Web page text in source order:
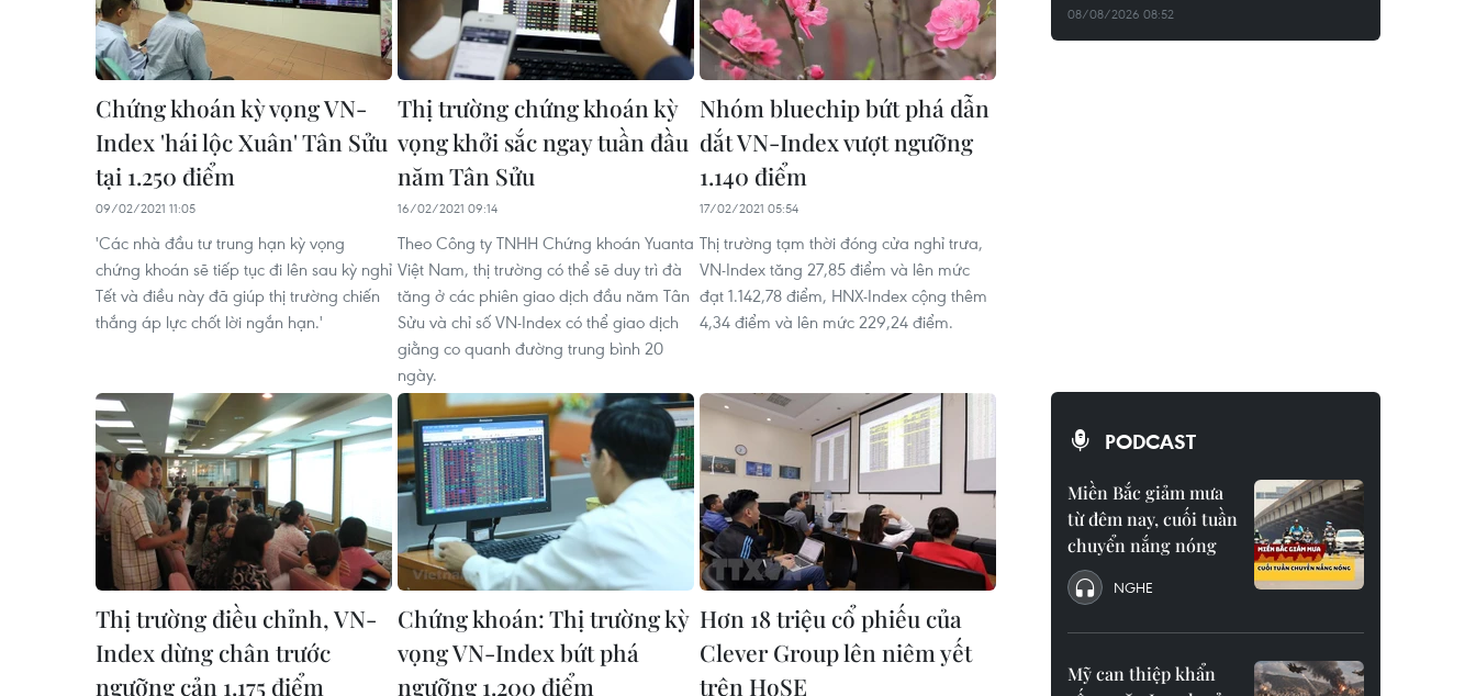
Chứng khoán kỳ vọng VN-
Index 'hái lộc Xuân' Tân Sửu
tại 1.250 điểm
09/02/2021 11:05
'Các nhà đầu tư trung hạn kỳ vọng
chứng khoán sẽ tiếp tục đi lên sau kỳ nghỉ
Tết và điều này đã giúp thị trường chiến
thắng áp lực chốt lời ngắn hạn.'
Thị trường chứng khoán kỳ
vọng khởi sắc ngay tuần đầu
năm Tân Sửu
16/02/2021 09:14
Theo Công ty TNHH Chứng khoán Yuanta
Việt Nam, thị trường có thể sẽ duy trì đà
tăng ở các phiên giao dịch đầu năm Tân
Sửu và chỉ số VN-Index có thể giao dịch
giằng co quanh đường trung bình 20
ngày.
Nhóm bluechip bứt phá dẫn
dắt VN-Index vượt ngưỡng
1.140 điểm
17/02/2021 05:54
Thị trường tạm thời đóng cửa nghỉ trưa,
VN-Index tăng 27,85 điểm và lên mức
đạt 1.142,78 điểm, HNX-Index cộng thêm
4,34 điểm và lên mức 229,24 điểm.
Thị trường điều chỉnh, VN-
Index dừng chân trước
ngưỡng cản 1.175 điểm
Chứng khoán: Thị trường kỳ
vọng VN-Index bứt phá
ngưỡng 1.200 điểm
Hơn 18 triệu cổ phiếu của
Clever Group lên niêm yết
trên HoSE
08/08/2026 08:52
PODCAST
Miền Bắc giảm mưa
từ đêm nay, cuối tuần
chuyển nắng nóng
NGHE
Mỹ can thiệp khẩn